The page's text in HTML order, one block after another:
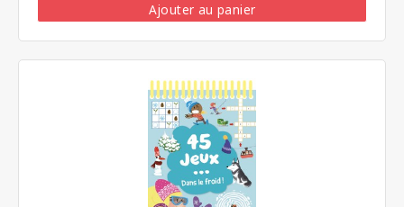
Ajouter au panier